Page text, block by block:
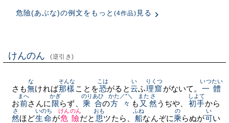
危險(あぶな)の例文をもっと (4作品) 見る
けんのん (逆引き)
さも無
な
ければ那樣
そんな
ことを恐
こは
がると云
い
ふ理窟
りくつ
がないて。 一體
いつたい
お前
まへ
さんに 限
かぎ
らず、 乘合
のりあひ
の方々
かた／″＼
も 又
また
然
さ
うぢや、 初手
しよて
から
然
さ
ほど生命
いのち
が危險
けんのん
だと 思
おも
ツたら、 船
ふね
なんぞに乘
の
らぬが可
い
い